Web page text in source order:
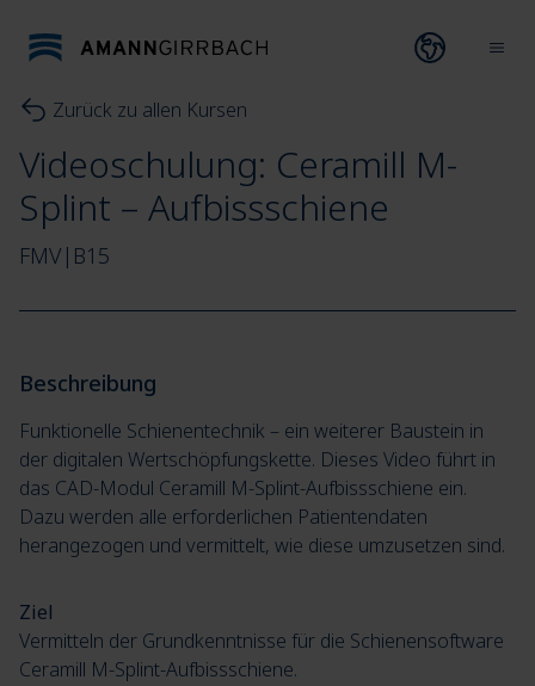
Open
Zurück zu allen Kursen
Videoschulung: Ceramill M-
Splint – Aufbissschiene
FMV|B15
Beschreibung
Funktionelle Schienentechnik – ein weiterer Baustein in
der digitalen Wertschöpfungskette. Dieses Video führt in
das CAD-Modul Ceramill M-Splint-Aufbissschiene ein.
Dazu werden alle erforderlichen Patientendaten
herangezogen und vermittelt, wie diese umzusetzen sind.
Ziel
Vermitteln der Grundkenntnisse für die Schienensoftware
Ceramill M-Splint-Aufbissschiene.